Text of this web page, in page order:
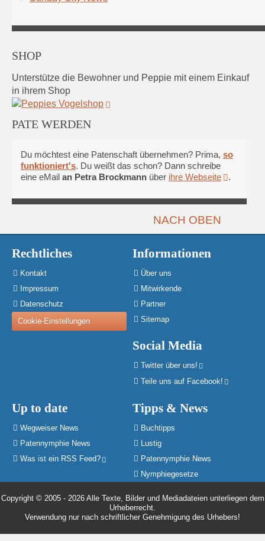
SHOP
Unterstütze die Bewohner und Peppie mit einem Einkauf
in ihrem Shop
PATE WERDEN
Du möchtest eine Patenschaft übernehmen? Prima, so
funktioniert's. Du weißt das schon? Dann schreibe
eine eMail an Petra Brockmann über ihre Webseite .
NACH OBEN
Rechtliches
Kontakt
Impressum
Datenschutz
Cookie-Einstellungen
Informationen
Über uns
Mitwirkende
Partner
Sitemap
Social Media
Twitter über uns!
Teile uns auf Facebook!
Up to date
Wegweiser News
Patennymphie News
Was ist ein RSS Feed?
Tipps & News
Buchtipps
Lustig
Patennymphie News
Nymphiegesetze
Copyright © 2005 - 2026 Alle Texte, Bilder und Mediadateien unterliegen dem
Urheberrecht.
Verwendung nur nach schriftlicher Genehmigung des Urhebers!